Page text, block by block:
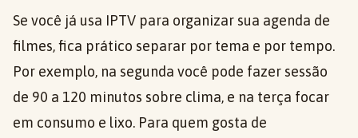
Se você já usa IPTV para organizar sua agenda de
filmes, fica prático separar por tema e por tempo.
Por exemplo, na segunda você pode fazer sessão
de 90 a 120 minutos sobre clima, e na terça focar
em consumo e lixo. Para quem gosta de